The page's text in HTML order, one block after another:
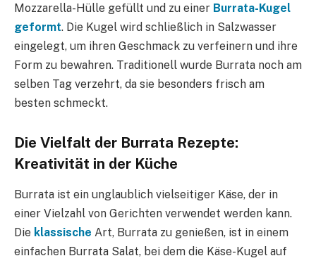
Mozzarella-Hülle gefüllt und zu einer Burrata-Kugel
geformt. Die Kugel wird schließlich in Salzwasser
eingelegt, um ihren Geschmack zu verfeinern und ihre
Form zu bewahren. Traditionell wurde Burrata noch am
selben Tag verzehrt, da sie besonders frisch am
besten schmeckt.
Die Vielfalt der Burrata Rezepte:
Kreativität in der Küche
Burrata ist ein unglaublich vielseitiger Käse, der in
einer Vielzahl von Gerichten verwendet werden kann.
Die klassische Art, Burrata zu genießen, ist in einem
einfachen Burrata Salat, bei dem die Käse-Kugel auf